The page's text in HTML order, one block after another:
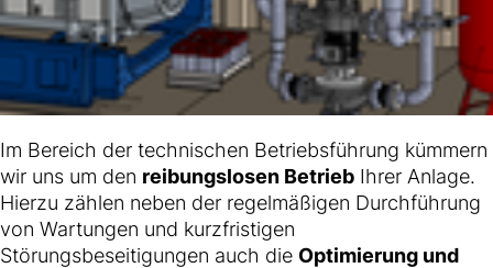
Im Bereich der technischen Betriebsführung kümmern
wir uns um den reibungslosen Betrieb Ihrer Anlage.
Hierzu zählen neben der regelmäßigen Durchführung
von Wartungen und kurzfristigen
Störungsbeseitigungen auch die Optimierung und